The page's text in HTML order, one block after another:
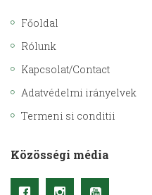
Főoldal
Rólunk
Kapcsolat/Contact
Adatvédelmi irányelvek
Termeni si conditii
Közösségi média